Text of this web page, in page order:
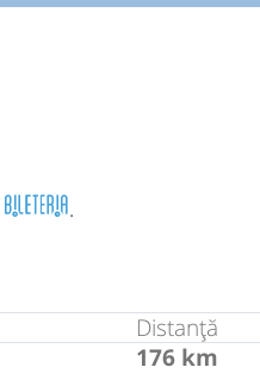
.
Distanță
176 km